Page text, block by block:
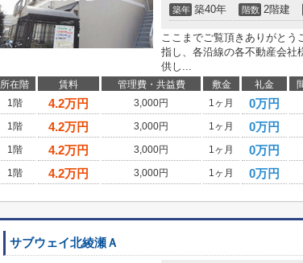
築年 築40年 階数 2階建
ここまでご覧頂きありがとう
指し、各沿線の各不動産会社
供し...
所在階 賃料 管理費・共益費 敷金 礼金
1階
4.2万円 3,000円 1ヶ月 0万円
1階
4.2万円 3,000円 1ヶ月 0万円
1階
4.2万円 3,000円 1ヶ月 0万円
1階
4.2万円 3,000円 1ヶ月 0万円
サブウェイ北綾瀬Ａ